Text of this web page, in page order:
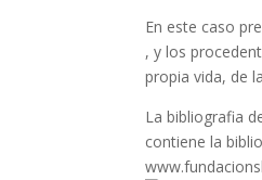
En este caso
, y los
propia vida, de
La bibliografia
contiene la